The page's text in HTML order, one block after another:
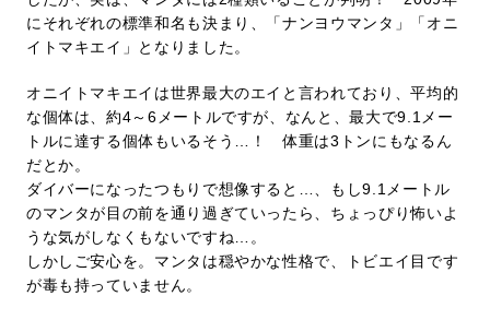
にそれぞれの標準和名も決まり、「ナンヨウマンタ」「オニ
イトマキエイ」となりました。
オニイトマキエイは世界最大のエイと言われており、平均的
な個体は、約4～6メートルですが、なんと、最大で9.1メー
トルに達する個体もいるそう…！ 体重は3トンにもなるん
だとか。
ダイバーになったつもりで想像すると…、もし9.1メートル
のマンタが目の前を通り過ぎていったら、ちょっぴり怖いよ
うな気がしなくもないですね…。
しかしご安心を。マンタは穏やかな性格で、トビエイ目です
が毒も持っていません。